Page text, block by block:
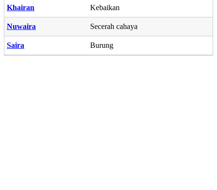
Khairan Kebaikan
Nuwaira Secerah cahaya
Saira Burung